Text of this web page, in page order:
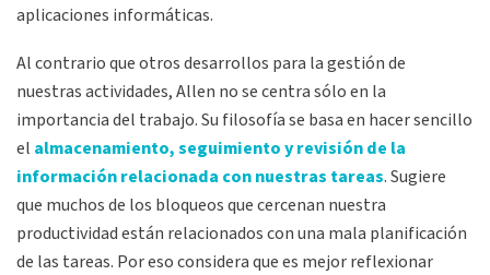
aplicaciones informáticas.
Al contrario que otros desarrollos para la gestión de
nuestras actividades, Allen no se centra sólo en la
importancia del trabajo. Su filosofía se basa en hacer sencillo
el almacenamiento, seguimiento y revisión de la
información relacionada con nuestras tareas. Sugiere
que muchos de los bloqueos que cercenan nuestra
productividad están relacionados con una mala planificación
de las tareas. Por eso considera que es mejor reflexionar